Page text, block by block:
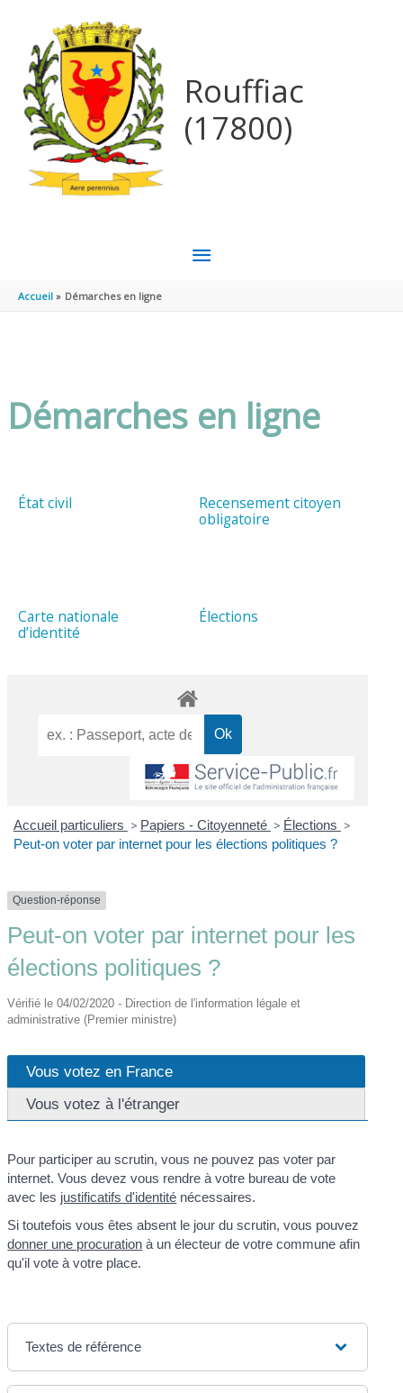
Rouffiac
(17800)
MENU
Accueil Démarches en ligne
Démarches en ligne
État civil
Recensement citoyen
obligatoire
Carte nationale
d’identité
Élections
Accueil particuliers > Papiers - Citoyenneté > Élections >
Peut-on voter par internet pour les élections politiques ?
Question-réponse
Peut-on voter par internet pour les
élections politiques ?
Vérifié le 04/02/2020 - Direction de l'information légale et
administrative (Premier ministre)
Vous votez en France
Vous votez à l'étranger
Pour participer au scrutin, vous ne pouvez pas voter par
internet. Vous devez vous rendre à votre bureau de vote
avec les justificatifs d'identité nécessaires.
Si toutefois vous êtes absent le jour du scrutin, vous pouvez
donner une procuration à un électeur de votre commune afin
qu'il vote à votre place.
Textes de référence